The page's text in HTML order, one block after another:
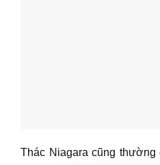
Thác Niagara cũng